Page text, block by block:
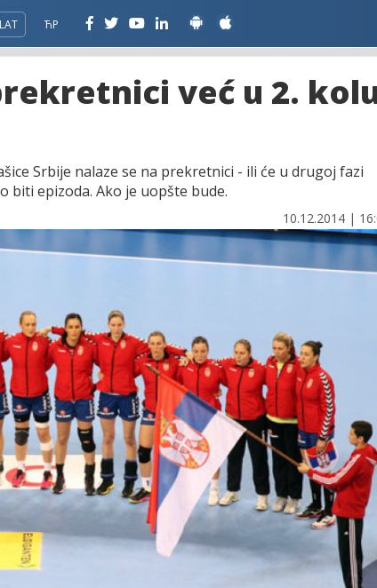
LAT ЋР
već u 2.
Srbije nalaze se na prekretnici - ili će u drugoj fazi
biti epizoda. Ako je uopšte bude.
10.12.2014 |